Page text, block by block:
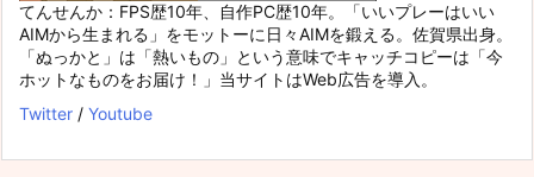
てんせんか：FPS歴10年、自作PC歴10年。「いいプレーはいい
AIMから生まれる」をモットーに日々AIMを鍛える。佐賀県出身。
「ぬっかと」は「熱いもの」という意味でキャッチコピーは「今
ホットなものをお届け！」当サイトはWeb広告を導入。
Twitter / Youtube